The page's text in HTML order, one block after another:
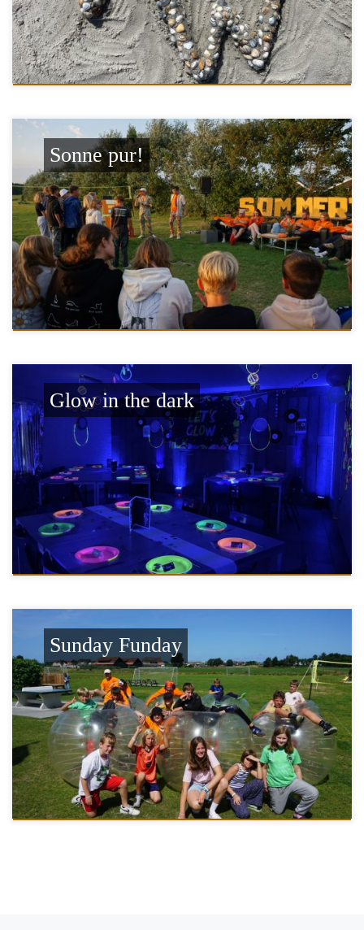
Sonne pur!
Glow in the dark
Sunday Funday